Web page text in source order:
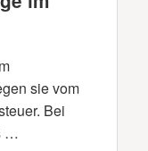
sie vom
Bei
…